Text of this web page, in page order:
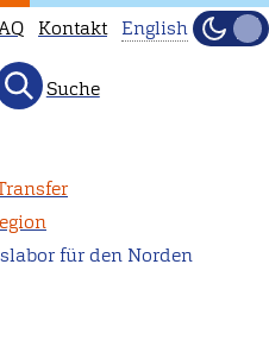
Kontakt
in
English
Hell
Suche
für den Norden